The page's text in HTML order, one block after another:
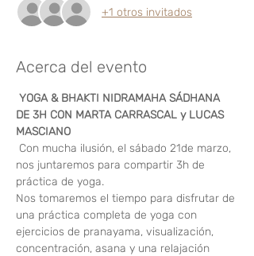
+1 otros invitados
Acerca del evento
YOGA & BHAKTI NIDRAMAHA SÁDHANA
DE 3H CON MARTA CARRASCAL y LUCAS
MASCIANO
Con mucha ilusión, el sábado 21de marzo,
nos juntaremos para compartir 3h de
práctica de yoga.
Nos tomaremos el tiempo para disfrutar de
una práctica completa de yoga con
ejercicios de pranayama, visualización,
concentración, asana y una relajación